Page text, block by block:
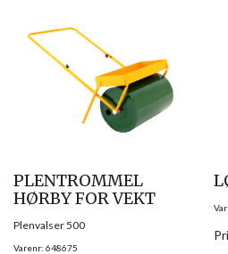
PLENTROMMEL
HØRBY FOR VEKT
Varenr: 648675
Plenvalser 500